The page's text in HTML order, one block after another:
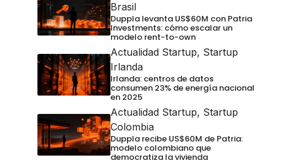
Brasil
Duppla levanta US$60M con Patria
Investments: cómo escalar un
modelo rent-to-own
Actualidad Startup, Startup
Irlanda
Irlanda: centros de datos
consumen 23% de energía nacional
en 2025
Actualidad Startup, Startup
Colombia
Duppla recibe US$60M de Patria:
modelo colombiano que
democratiza la vivienda